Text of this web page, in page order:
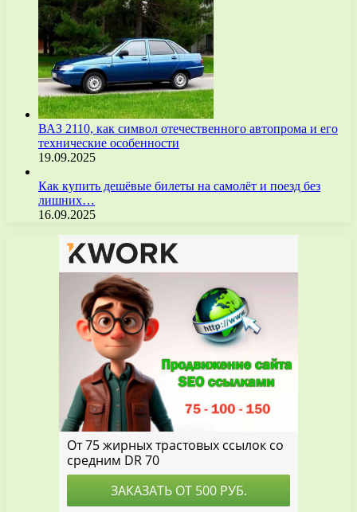
ВАЗ 2110, как символ отечественного автопрома и его
технические особенности
19.09.2025
Как купить дешёвые билеты на самолёт и поезд без
лишних…
16.09.2025